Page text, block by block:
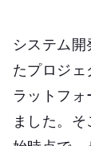
システム
たプロジ
ラットフ
ました。